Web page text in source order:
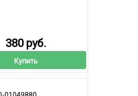
380 руб.
Купить